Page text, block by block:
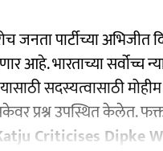
जनता पार्टीच्या
आहे. भारताच्या सर्वोच्च
यासाठी सदस्यत्वासाठी
प्रश्न उपस्थित केलेत.
Criticises Dipke